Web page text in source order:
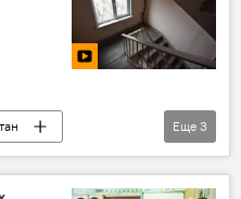
опасность
Министерство строительства, архитектуры и жилищно-коммунального хозяйства КР
Еще 3